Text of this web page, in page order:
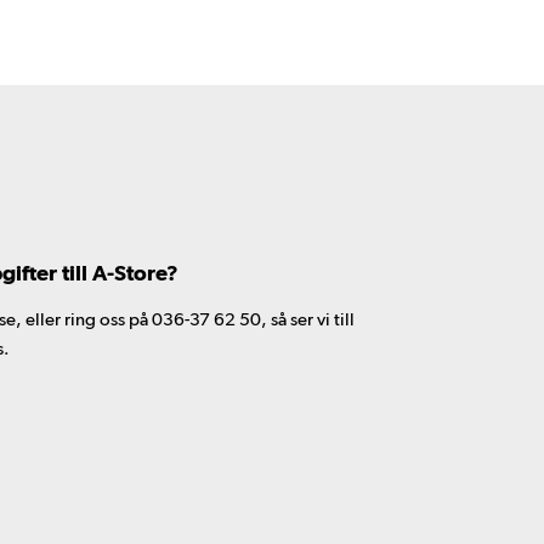
till A-Store?
eller ring oss på 036-37 62 50, så ser vi till